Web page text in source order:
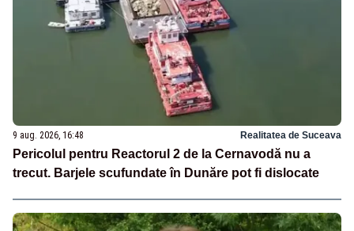
9 aug. 2026, 16:48 Realitatea de Suceava
Pericolul pentru Reactorul 2 de la Cernavodă nu a
trecut. Barjele scufundate în Dunăre pot fi dislocate